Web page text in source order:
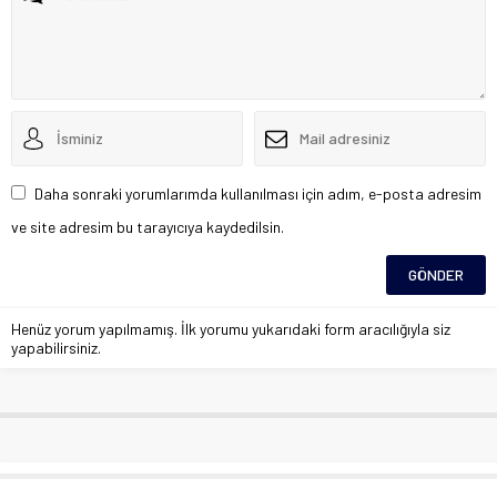
Daha sonraki yorumlarımda kullanılması için adım, e-posta adresim
ve site adresim bu tarayıcıya kaydedilsin.
Henüz yorum yapılmamış. İlk yorumu yukarıdaki form aracılığıyla siz
yapabilirsiniz.